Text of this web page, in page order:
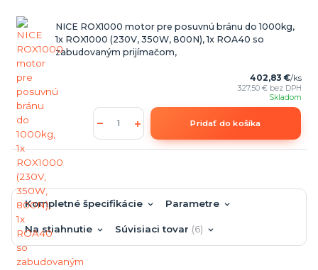
NICE ROX1000 motor pre posuvnú bránu do 1000kg,
1x ROX1000 (230V, 350W, 800N), 1x ROA40 so
zabudovaným prijímačom,
402,83 €/ks
327,50 € bez DPH
Skladom
Pridať do košíka
Kompletné špecifikácie Parametre
Na stiahnutie Súvisiaci tovar 6